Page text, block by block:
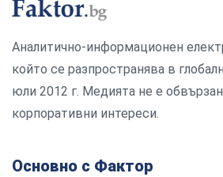
Аналитично-информационен
който се разпространява в
юли 2012 г. Медията не е
корпоративни интереси.
Основно с Фактор